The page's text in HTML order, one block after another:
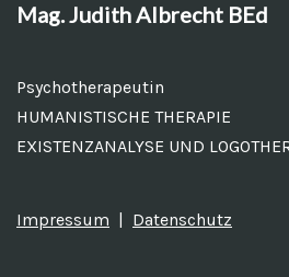
Mag. Judith Albrecht BEd
Psychotherapeutin
HUMANISTISCHE THERAPIE
EXISTENZANALYSE UND
Impressum | Datenschutz